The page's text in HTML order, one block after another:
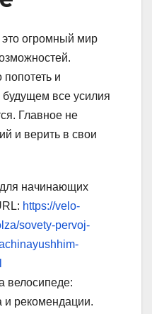
огромный мир
и
будущем все усилия
Главное не
и верить в свои
начинающих
https://velo-
sovety-pervoj-
велосипеде:
рекомендации.